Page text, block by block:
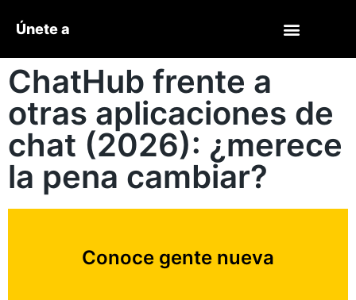
Únete a
ChatHub frente a
otras aplicaciones de
chat (2026): ¿merece
la pena cambiar?
Conoce gente nueva